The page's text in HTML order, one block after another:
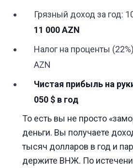
Грязный доход за год:
11 000 AZN
Налог на проценты
AZN
Чистая прибыль на
050 $ в год
То есть вы не просто
деньги. Вы получаете
тысяч долларов в год и
держите ВНЖ. По